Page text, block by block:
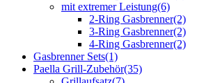
mit extremer Leistung(6)
2-Ring Gasbrenner(2)
3-Ring Gasbrenner(2)
4-Ring Gasbrenner(2)
Gasbrenner Sets(1)
Paella Grill-Zubehör(35)